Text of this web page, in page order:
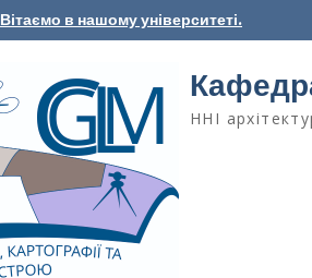
Вітаємо в нашому університеті.
ННІ